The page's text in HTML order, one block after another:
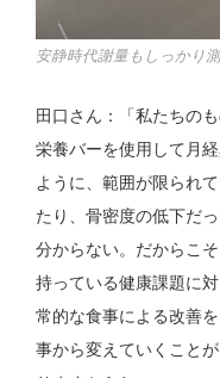
安静時代謝量もしっかり
田口さん：「私たちの
栄養バーを使用して月
ように、範囲が限られ
たり、骨密度の低下だ
分からない。だからこ
持っている健康課題に
常的な食事による改善
事から変えていくこと